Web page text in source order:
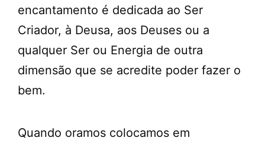
encantamento é dedicada ao Ser
Criador, à Deusa, aos Deuses ou a
qualquer Ser ou Energia de outra
dimensão que se acredite poder fazer o
bem.
Quando oramos colocamos em